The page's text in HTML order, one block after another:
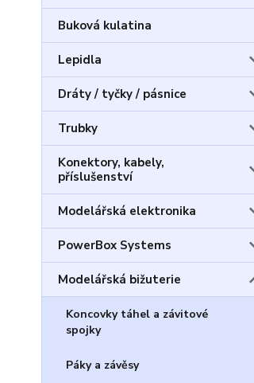
Buková kulatina
Lepidla
Dráty / tyčky / pásnice
Trubky
Konektory, kabely,
příslušenství
Modelářská elektronika
PowerBox Systems
Modelářská bižuterie
Koncovky táhel a závitové
spojky
Páky a závěsy